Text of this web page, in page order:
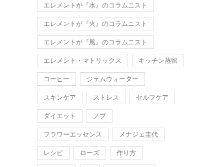
エレメントが『水』のコラムニスト
エレメントが『火』のコラムニスト
エレメントが『風』のコラムニスト
エレメント・マトリックス キッチン蒸留
コーヒー ジェムウォーター
スキンケア ストレス セルフケア
ダイエット ノブ
フラワーエッセンス メナジェ圭代
レシピ ローズ 作り方